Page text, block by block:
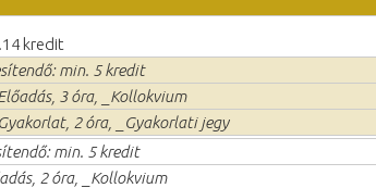
kredit
min. 5 kredit
3 óra, _Kollokvium
2 óra, _Gyakorlati jegy
min. 5 kredit
2 óra, _Kollokvium